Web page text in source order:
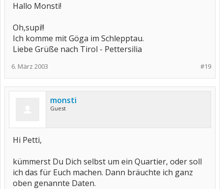
Hallo Monsti!
Oh,supi!!
Ich komme mit Göga im Schlepptau.
Liebe Grüße nach Tirol - Pettersilia
#19
6. März 2003
monsti
Guest
Hi Petti,
kümmerst Du Dich selbst um ein Quartier, oder soll
ich das für Euch machen. Dann bräuchte ich ganz
oben genannte Daten.